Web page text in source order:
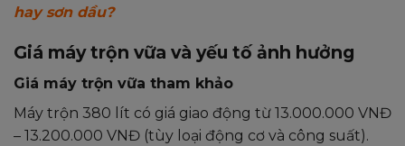
hay sơn dầu?
Giá máy trộn vữa và yếu tố ảnh hưởng
Giá máy trộn vữa tham khảo
Máy trộn 380 lít có giá giao động từ 13.000.000 VNĐ
– 13.200.000 VNĐ (tùy loại động cơ và công suất).